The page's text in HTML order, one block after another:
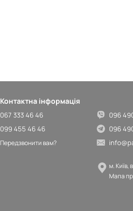
Контактна інформація
067 333 46 46
099 455 46 46
Передзвонити вам?
096
096
м. Київ,
Мапа